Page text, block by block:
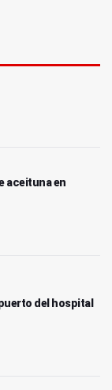
aceituna en
del hospital